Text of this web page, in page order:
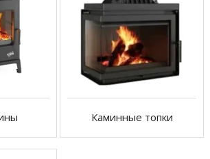
Каминные топки